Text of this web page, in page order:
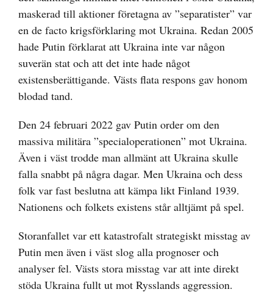
maskerad till aktioner företagna av ”separatister” var
en de facto krigsförklaring mot Ukraina. Redan 2005
hade Putin förklarat att Ukraina inte var någon
suverän stat och att det inte hade något
existensberättigande. Västs flata respons gav honom
blodad tand.
Den 24 februari 2022 gav Putin order om den
massiva militära ”specialoperationen” mot Ukraina.
Även i väst trodde man allmänt att Ukraina skulle
falla snabbt på några dagar. Men Ukraina och dess
folk var fast beslutna att kämpa likt Finland 1939.
Nationens och folkets existens står alltjämt på spel.
Storanfallet var ett katastrofalt strategiskt misstag av
Putin men även i väst slog alla prognoser och
analyser fel. Västs stora misstag var att inte direkt
stöda Ukraina fullt ut mot Rysslands aggression.